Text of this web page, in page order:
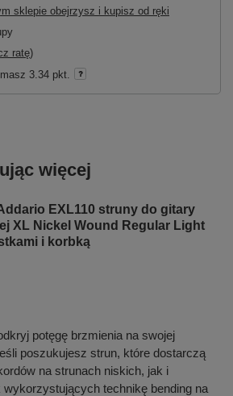
sklepie obejrzysz i kupisz od ręki
ratę)
3.34 pkt.
więcej
EXL110 struny do gitary
XL Nickel Wound Regular Light
i korbką
potęgę brzmienia na swojej
poszukujesz strun, które dostarczą
na strunach niskich, jak i
technikę bending na